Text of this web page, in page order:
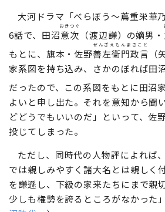
大河ドラマ「べらぼう〜蔦重栄華
6話で、田沼意次
おきつぐ
（渡辺謙）の嫡男・
もとに、旗本・佐野善左衛門政言
ぜんざえもんまさこと
家系図を持ち込み、さかのぼれば田
だったので、この系図をもとに田沼
よいと申し出た。それを意知から聞
どどうでもいいのだ」といって、佐
投じてしまった。
ただし、同時代の人物評によれば
では親しみやすく諸大名とは親しく
を謙遜し、下級の家来たちにまで親
少しも権勢を誇るところがなかった